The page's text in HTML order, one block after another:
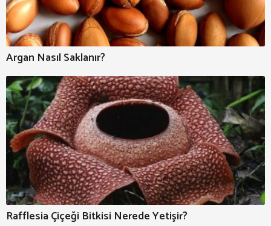
Argan Nasıl Saklanır?
Rafflesia Çiçeği Bitkisi Nerede Yetişir?